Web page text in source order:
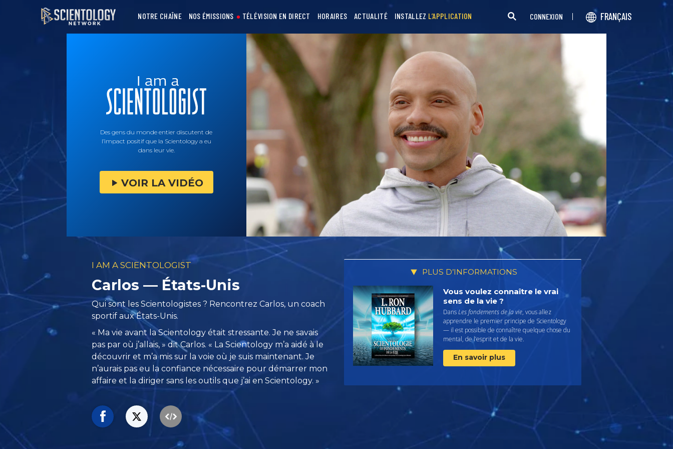
NOTRE CHAÎNE NOS ÉMISSIONS TÉLÉVISION EN DIRECT HORAIRES ACTUALITÉ INSTALLEZ L’APPLICATION CONNEXION FRANÇAIS
Des gens du monde entier discutent de
l’impact positif que la Scientology a eu
dans leur vie.
VOIR LA VIDÉO
I AM A SCIENTOLOGIST
Carlos — États-Unis
Qui sont les Scientologistes ? Rencontrez Carlos, un coach
sportif aux États-Unis.
« Ma vie avant la Scientology était stressante. Je ne savais
pas par où j’allais, » dit Carlos. « La Scientology m’a aidé à le
découvrir et m’a mis sur la voie où je suis maintenant. Je
n’aurais pas eu la confiance nécessaire pour démarrer mon
affaire et la diriger sans les outils que j’ai en Scientology. »
PLUS D’INFORMATIONS
Vous voulez connaître le vrai
sens de la vie ?
DansLes fondements de la vie, vous allez
apprendre le premier principe de Scientology
— il est possible de connaître quelque chose du
mental, de l’esprit et de la vie.
En savoir plus